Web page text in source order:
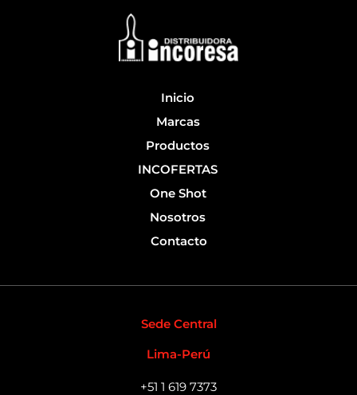
k
Inicio
Marcas
Productos
INCOFERTAS
One Shot
Nosotros
Contacto
Sede Central
Lima-Perú
+51 1 619 7373